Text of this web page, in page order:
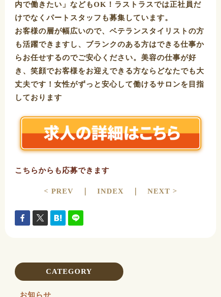
内で働きたい」などもOK！ラストラスでは正社員だ
けでなくパートスタッフも募集しています。
お客様の層が幅広いので、ベテランスタイリストの方
も活躍できますし、ブランクのある方はできる仕事か
らお任せするのでご安心ください。美容の仕事が好
き、笑顔でお客様をお迎えできる方ならどなたでも大
丈夫です！女性がずっと安心して働けるサロンを目指
しております
こちらからも応募できます
< PREV INDEX NEXT >
CATEGORY
お知らせ